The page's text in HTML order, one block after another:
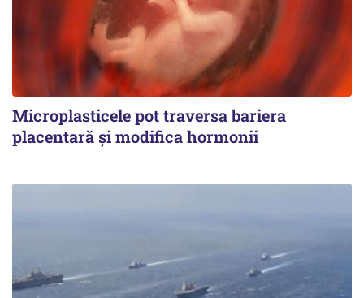
Microplasticele pot traversa bariera
placentară și modifica hormonii